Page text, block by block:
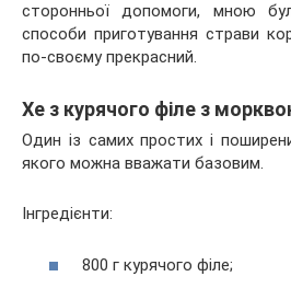
сторонньої допомоги, мною
способи приготування страви
по-своєму прекрасний.
Хе з курячого філе з
Один із самих простих і
якого можна вважати базовим.
Інгредієнти:
800 г курячого філе;